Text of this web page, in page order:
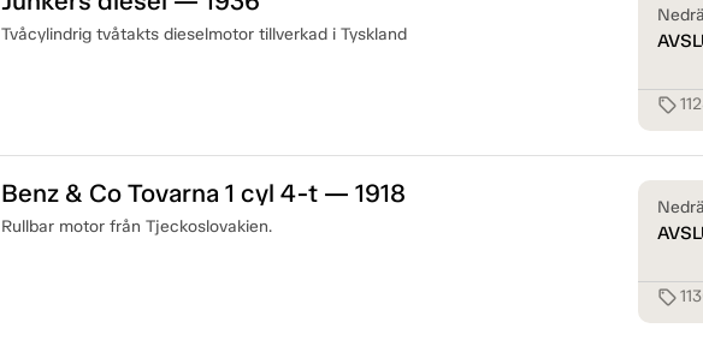
Tvåcylindrig tvåtakts dieselmotor tillverkad i Tyskland
sell
Benz & Co Tovarna 1 cyl 4-t — 1918
Rullbar motor från Tjeckoslovakien.
sell